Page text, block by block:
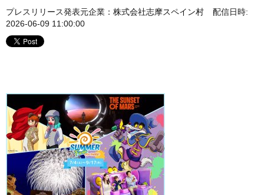
プレスリリース発表元企業： 株式会社志摩スペイン村
配信日時:
2026-06-09 11:00:00